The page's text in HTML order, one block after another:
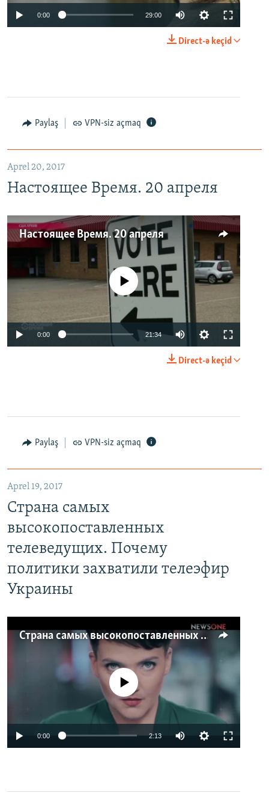
0:00 29:00
Direct-ə keçid
Paylaş VPN-siz açmaq
Aprel 20, 2017
Настоящее Время. 20 апреля
Настоящее Время. 20 апреля
No media source currently available
0:00 21:34
Direct-ə keçid
Paylaş VPN-siz açmaq
Aprel 19, 2017
Страна самых
высокопоставленных
телеведущих. Почему
политики захватили телеэфир
Украины
Страна самых высокопоставленных телеведущих. Почему политики захватили телеэфир Украины
No media source currently available
0:00 2:13